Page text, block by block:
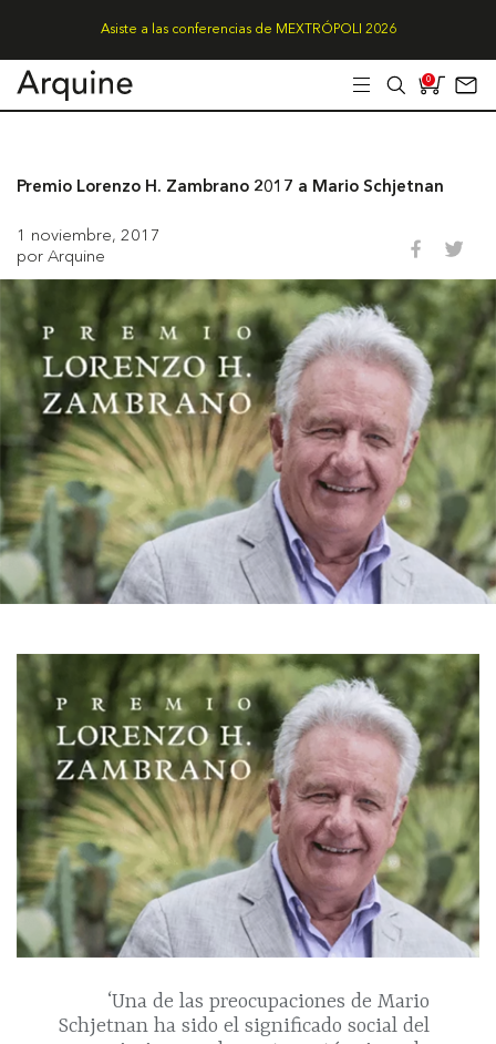
Asiste a las conferencias de MEXTRÓPOLI 2026
0
Premio Lorenzo H. Zambrano 2017 a Mario Schjetnan
1 noviembre, 2017
por Arquine
‘Una de las preocupaciones de Mario
Schjetnan ha sido el significado social del